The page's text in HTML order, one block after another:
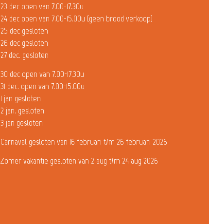
23 dec open van 7.00-17.30u
24 dec open van 7.00-15.00u (geen brood verkoop)
25 dec gesloten
26 dec gesloten
27 dec. gesloten
30 dec open van 7.00-17.30u
31 dec. open van 7.00-15.00u
1 jan gesloten
2 jan. gesloten
3 jan gesloten
Carnaval gesloten van 16 februari t/m 26 februari 2026
Zomer vakantie gesloten van 2 aug t/m 24 aug 2026